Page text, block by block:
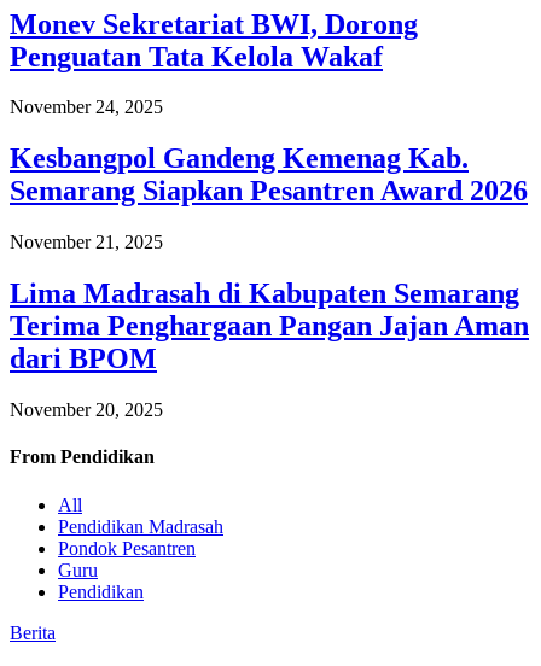
Monev Sekretariat BWI, Dorong
Penguatan Tata Kelola Wakaf
November 24, 2025
Kesbangpol Gandeng Kemenag Kab.
Semarang Siapkan Pesantren Award 2026
November 21, 2025
Lima Madrasah di Kabupaten Semarang
Terima Penghargaan Pangan Jajan Aman
dari BPOM
November 20, 2025
From Pendidikan
All
Pendidikan Madrasah
Pondok Pesantren
Guru
Pendidikan
Berita